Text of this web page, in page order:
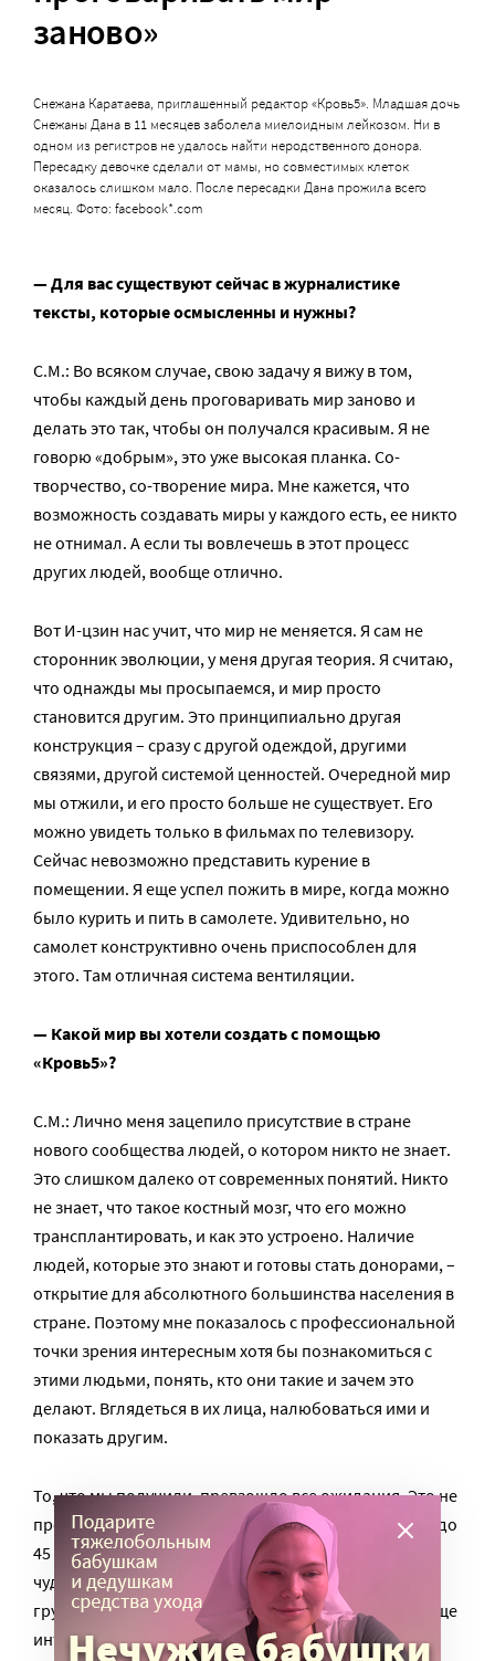
заново»
Снежана Каратаева, приглашенный редактор «Кровь5». Младшая дочь
Снежаны Дана в 11 месяцев заболела миелоидным лейкозом. Ни в
одном из регистров не удалось найти неродственного донора.
Пересадку девочке сделали от мамы, но совместимых клеток
оказалось слишком мало. После пересадки Дана прожила всего
месяц. Фото: facebook*.com
— Для вас существуют сейчас в журналистике
тексты, которые осмысленны и нужны?
С.М.: Во всяком случае, свою задачу я вижу в том,
чтобы каждый день проговаривать мир заново и
делать это так, чтобы он получался красивым. Я не
говорю «добрым», это уже высокая планка. Со-
творчество, со-творение мира. Мне кажется, что
возможность создавать миры у каждого есть, ее никто
не отнимал. А если ты вовлечешь в этот процесс
других людей, вообще отлично.
Вот И-цзин нас учит, что мир не меняется. Я сам не
сторонник эволюции, у меня другая теория. Я считаю,
что однажды мы просыпаемся, и мир просто
становится другим. Это принципиально другая
конструкция – сразу с другой одеждой, другими
связями, другой системой ценностей. Очередной мир
мы отжили, и его просто больше не существует. Его
можно увидеть только в фильмах по телевизору.
Сейчас невозможно представить курение в
помещении. Я еще успел пожить в мире, когда можно
было курить и пить в самолете. Удивительно, но
самолет конструктивно очень приспособлен для
этого. Там отличная система вентиляции.
— Какой мир вы хотели создать с помощью
«Кровь5»?
С.М.: Лично меня зацепило присутствие в стране
нового сообщества людей, о котором никто не знает.
Это слишком далеко от современных понятий. Никто
не знает, что такое костный мозг, что его можно
трансплантировать, и как это устроено. Наличие
людей, которые это знают и готовы стать донорами, –
открытие для абсолютного большинства населения в
стране. Поэтому мне показалось с профессиональной
точки зрения интересным хотя бы познакомиться с
этими людьми, понять, кто они такие и зачем это
делают. Вглядеться в их лица, налюбоваться ими и
показать другим.
То, что мы получили, превзошло все ожидания. Это не
просто здоровые умственно и физически люди с 18 до
45 лет. Они красивые и адекватные, у каждого своя
чудесная история. Им есть, что рассказать. На наш
грубый журналистский вкус это всегда исчерпывающе
интересно. По крайней мере, сейчас это нас